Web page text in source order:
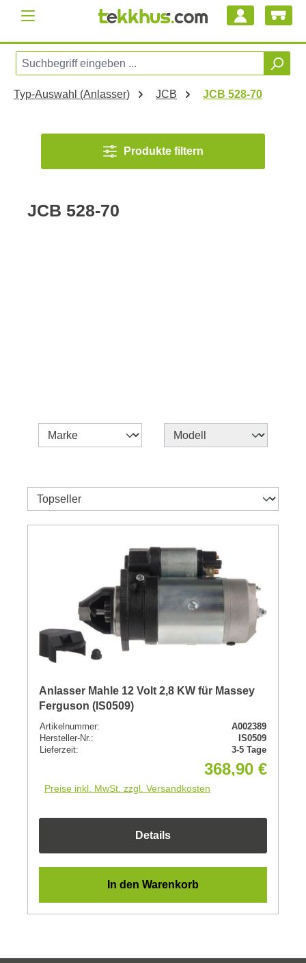
Zum Hauptinhalt springen
Typ-Auswahl (Anlasser) JCB JCB 528-70
Produkte filtern
JCB 528-70
Anlasser Mahle 12 Volt 2,8 KW für Massey
Ferguson (IS0509)
Artikelnummer:
A002389
Hersteller-Nr.:
IS0509
Lieferzeit:
3-5 Tage
368,90 €
Preise inkl. MwSt. zzgl. Versandkosten
Details
In den Warenkorb